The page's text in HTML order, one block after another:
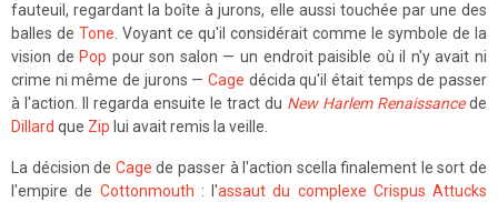
fauteuil, regardant la boîte à jurons, elle aussi touchée par une des
balles de Tone. Voyant ce qu'il considérait comme le symbole de la
vision de Pop pour son salon — un endroit paisible où il n'y avait ni
crime ni même de jurons — Cage décida qu'il était temps de passer
à l'action. Il regarda ensuite le tract du New Harlem Renaissance de
Dillard que Zip lui avait remis la veille.
La décision de Cage de passer à l'action scella finalement le sort de
l'empire de Cottonmouth : l'assaut du complexe Crispus Attucks